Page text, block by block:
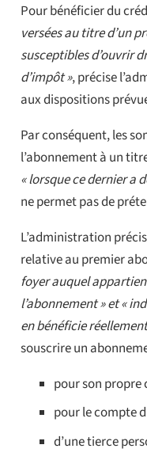
Pour bénéficier du
versées au titre d’un
susceptibles d’ouvrir
d’impôt », précise
aux dispositions
Par conséquent, les
l’abonnement à un
« lorsque ce dernier a
ne permet pas de
L’administration
relative au premier
foyer auquel
l’abonnement » et «
en bénéficie
souscrire un
pour son propre
pour le compte
d’une tierce